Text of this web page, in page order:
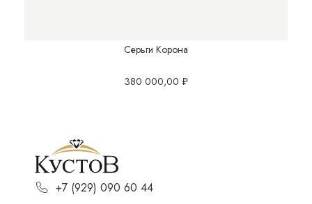
Серьги Корона
380 000,00 ₽
+7 (929) 090 60 44